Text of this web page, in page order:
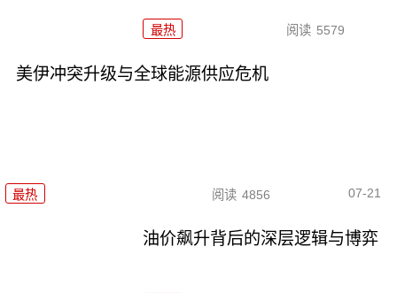
最热 阅读 5579
美伊冲突升级与全球能源供应危机
最热 阅读 4856 07-21
油价飙升背后的深层逻辑与博弈